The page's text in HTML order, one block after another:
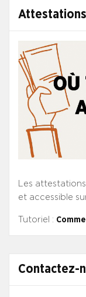
Les
et accessible
Tutoriel :
Contactez-